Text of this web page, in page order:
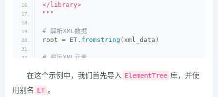
</library>
" ""
# 解析XML数据
root = ET. fromstring ( xml_data )
# 遍历XML元素
    book_id = book.
get( "id")
    author = book.
在这个示例中，我们首先导入 ElementTree 库，并使
用别名 ET 。